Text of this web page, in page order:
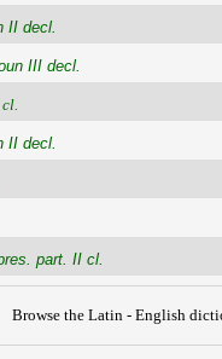
II decl.
III decl.
II decl.
part. II cl.
Browse the Latin - English